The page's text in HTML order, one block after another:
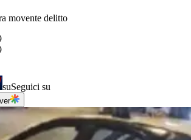
movente delitto
suSeguici su